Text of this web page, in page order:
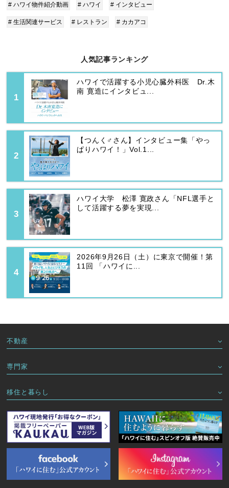
# ハワイ物件紹介動画 # ハワイ # インタビュー
# 生活関連サービス # レストラン # カカアコ
人気記事ランキング
ハワイで活躍する小児心臓外科医 Dr.木
南 寛造にインタビュ...
【つんく♂さん】インタビュー集「やっ
ぱりハワイ！」Vol.1...
ハワイ大学 松澤 寛政さん「NFL選手と
して活躍する夢を実現...
2026年9月26日（土）に東京で開催！第
11回 「ハワイに...
不動産
専門家
移住と暮らし